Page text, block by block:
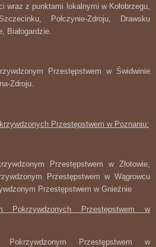
wraz z punktami lokalnymi w Kołobrzegu,
Połczynie-Zdroju, Drawsku
Białogardzie.
Przestępstwem w Świdwinie
Zdroju.
Przestępstwem w Poznaniu:
Przestępstwem w Złotowie,
Przestępstwem w Wągrowcu
Przestępstwem w Gnieźnie
Pokrzywdzonych Przestępstwem w
Przestępstwem w